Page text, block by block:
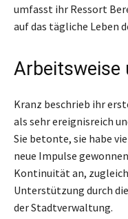
umfasst ihr Ressort
auf das tägliche Leben
Arbeitsweise
Kranz beschrieb ihr
als sehr ereignisreich
Sie betonte, sie habe
neue Impulse
Kontinuität an,
Unterstützung durch
der Stadtverwaltung.